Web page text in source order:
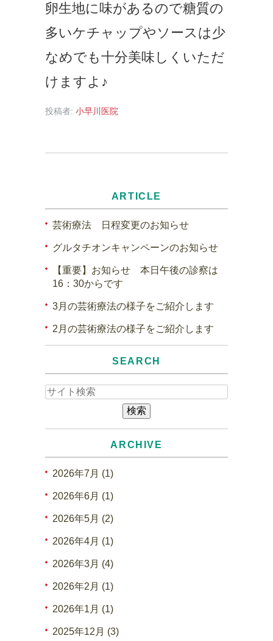
卵生地に味があるので糖質の
多いケチャップやソースは少
なめでも十分美味しくいただ
けますよ♪
投稿者: 小早川医院
ARTICLE
芸術療法 日程変更のお知らせ
グルタチオンキャンペーンのお知らせ
【重要】お知らせ 本日午後の診察は
16：30からです
3月の芸術療法の様子をご紹介します
2月の芸術療法の様子をご紹介します
SEARCH
ARCHIVE
2026年7月 (1)
2026年6月 (1)
2026年5月 (2)
2026年4月 (1)
2026年3月 (4)
2026年2月 (1)
2026年1月 (1)
2025年12月 (3)